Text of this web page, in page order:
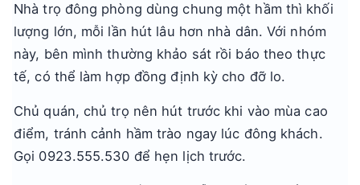
Nhà trọ đông phòng dùng chung một hầm thì khối
lượng lớn, mỗi lần hút lâu hơn nhà dân. Với nhóm
này, bên mình thường khảo sát rồi báo theo thực
tế, có thể làm hợp đồng định kỳ cho đỡ lo.
Chủ quán, chủ trọ nên hút trước khi vào mùa cao
điểm, tránh cảnh hầm trào ngay lúc đông khách.
Gọi 0923.555.530 để hẹn lịch trước.